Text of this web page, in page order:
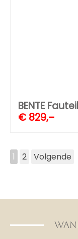
BENTE
€ 829,–
1 2 Volgende